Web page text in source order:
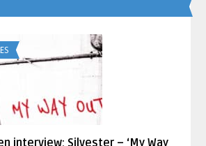
interview: Silvester – ‘My Way